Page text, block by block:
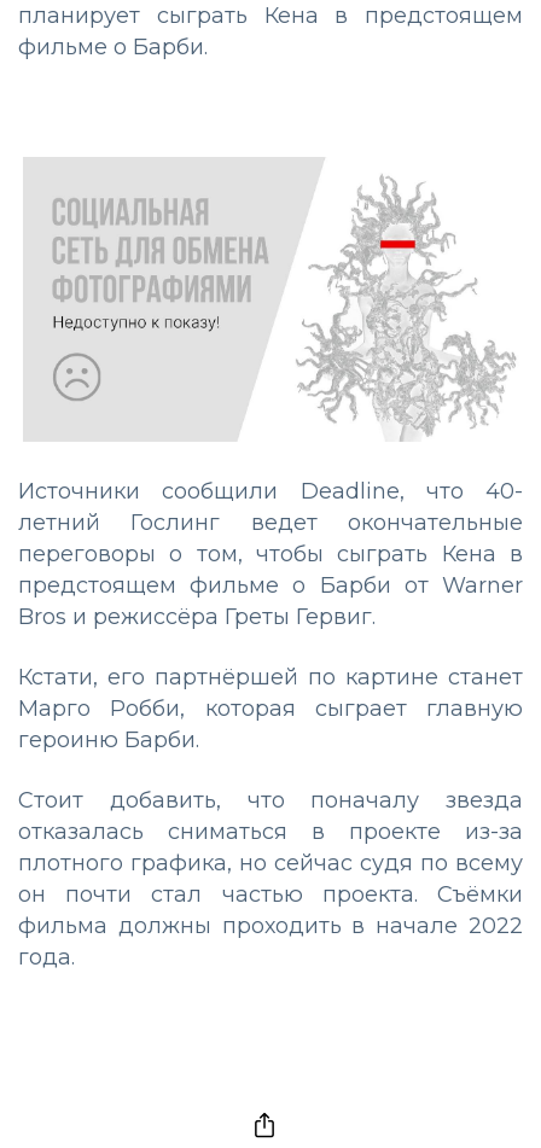
планирует сыграть Кена в предстоящем
фильме о Барби.
Источники сообщили Deadline, что 40-
летний Гослинг ведет окончательные
переговоры о том, чтобы сыграть Кена в
предстоящем фильме о Барби от Warner
Bros и режиссёра Греты Гервиг.
Кстати, его партнёршей по картине станет
Марго Робби, которая сыграет главную
героиню Барби.
Стоит добавить, что поначалу звезда
отказалась сниматься в проекте из-за
плотного графика, но сейчас судя по всему
он почти стал частью проекта. Съёмки
фильма должны проходить в начале 2022
года.